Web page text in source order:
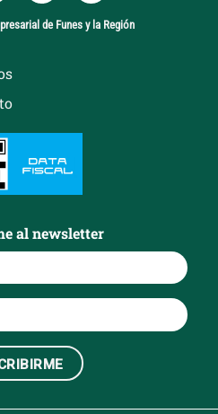
de Funes y la Región
al newsletter